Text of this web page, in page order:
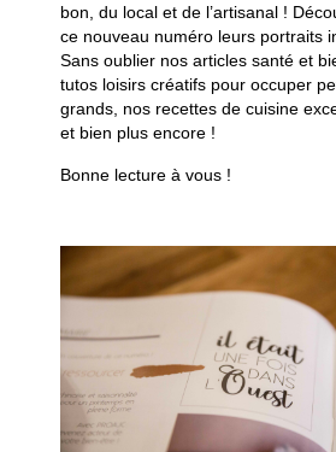
bon, du local et de l’artisanal !
ce nouveau numéro leurs portraits
Sans oublier nos articles santé et
tutos loisirs créatifs pour occuper
grands, nos recettes de cuisine
et bien plus encore !
Bonne lecture à vous !